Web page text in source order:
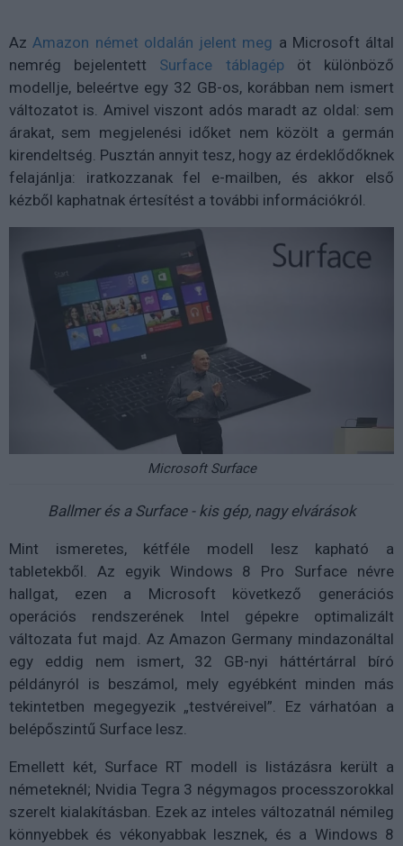
AzAmazon német oldalán jelent meg a Microsoft által
nemrég bejelentett Surface táblagépöt különböző
modellje, beleértve egy 32 GB-os, korábban nem ismert
változatot is. Amivel viszont adós maradt az oldal: sem
árakat, sem megjelenési időket nem közölt a germán
kirendeltség. Pusztán annyit tesz, hogy az érdeklődőknek
felajánlja: iratkozzanak fel e-mailben, és akkor első
kézből kaphatnak értesítést a további információkról.
Microsoft Surface
Ballmer és a Surface - kis gép, nagy elvárások
Mint ismeretes, kétféle modell lesz kapható a
tabletekből. Az egyik Windows 8 Pro Surface névre
hallgat, ezen a Microsoft következő generációs
operációs rendszerének Intel gépekre optimalizált
változata fut majd. Az Amazon Germany mindazonáltal
egy eddig nem ismert, 32 GB-nyi háttértárral bíró
példányról is beszámol, mely egyébként minden más
tekintetben megegyezik „testvéreivel”. Ez várhatóan a
belépőszintű Surface lesz.
Emellett két, Surface RT modell is listázásra került a
németeknél; Nvidia Tegra 3 négymagos processzorokkal
szerelt kialakításban. Ezek az inteles változatnál némileg
könnyebbek és vékonyabbak lesznek, és a Windows 8